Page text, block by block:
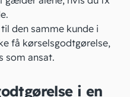
den samme kunde i
få kørselsgodtgørelse,
som ansat.
i en